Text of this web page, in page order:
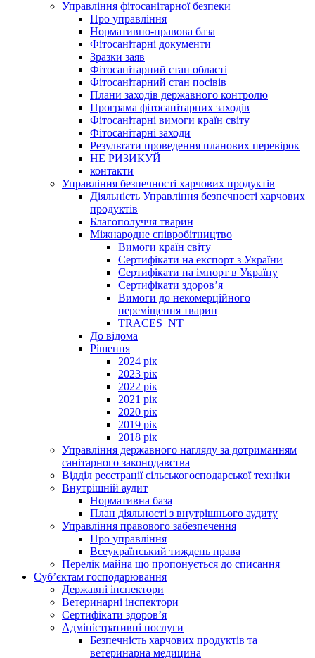
Управління фітосанітарної безпеки
Про управління
Нормативно-правова база
Фітосанітарні документи
Зразки заяв
Фітосанітарний стан області
Фітосанітарний стан посівів
Плани заходів державного контролю
Програма фітосанітарних заходів
Фітосанітарні вимоги країн світу
Фітосанітарні заходи
Результати проведення планових перевірок
НЕ РИЗИКУЙ
контакти
Управління безпечності харчових продуктів
Діяльність Управління безпечності харчових
продуктів
Благополуччя тварин
Міжнародне співробітництво
Вимоги країн світу
Сертифікати на експорт з України
Сертифікати на імпорт в Україну
Сертифікати здоров’я
Вимоги до некомерційного
переміщення тварин
TRACES_NT
До відома
Рішення
2024 рік
2023 рік
2022 рік
2021 рік
2020 рік
2019 рік
2018 рік
Управління державного нагляду за дотриманням
санітарного законодавства
Відділ реєстрації сільськогосподарської техніки
Внутрішній аудит
Нормативна база
План діяльності з внутрішнього аудиту
Управління правового забезпечення
Про управління
Всеукраїнський тиждень права
Перелік майна що пропонується до списання
Суб’єктам господарювання
Державні інспектори
Ветеринарні інспектори
Сертифікати здоров’я
Адміністративні послуги
Безпечність харчових продуктів та
ветеринарна медицина